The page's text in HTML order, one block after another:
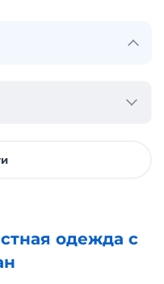
одежда с